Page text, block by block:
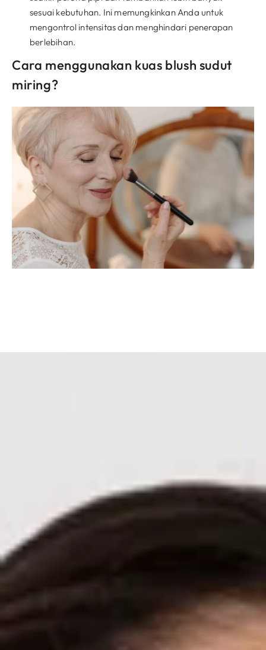
sesuai kebutuhan. Ini memungkinkan Anda untuk
mengontrol intensitas dan menghindari penerapan
berlebihan.
Cara menggunakan kuas blush sudut
miring?